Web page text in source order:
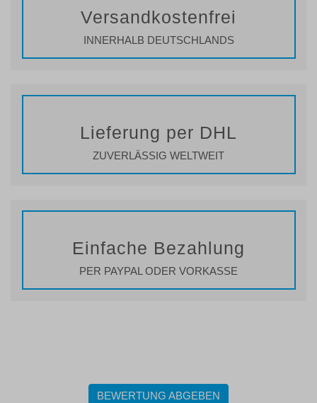
Versandkostenfrei
INNERHALB DEUTSCHLANDS
Lieferung per DHL
ZUVERLÄSSIG WELTWEIT
Einfache Bezahlung
PER PAYPAL ODER VORKASSE
BEWERTUNG ABGEBEN